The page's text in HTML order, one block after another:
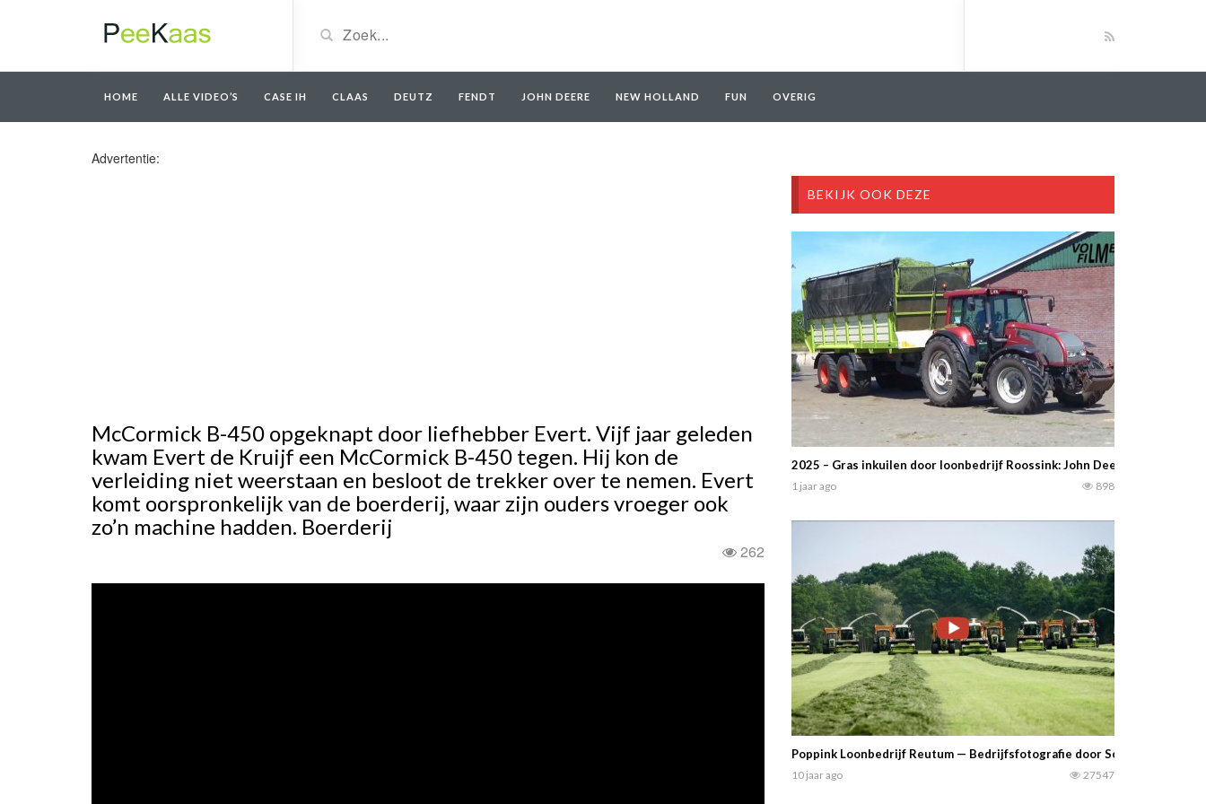
HOME ALLE VIDEO’S CASE IH CLAAS DEUTZ FENDT JOHN DEERE NEW HOLLAND FUN OVERIG
Advertentie:
McCormick B-450 opgeknapt door liefhebber Evert. Vijf jaar geleden
kwam Evert de Kruijf een McCormick B-450 tegen. Hij kon de
verleiding niet weerstaan en besloot de trekker over te nemen. Evert
komt oorspronkelijk van de boerderij, waar zijn ouders vroeger ook
zo’n machine hadden. Boerderij
262
BEKIJK OOK DEZE
2025 – Gras inkuilen door loonbedrijf Roossink: John Deere 7450i
1 jaar ago 898
Poppink Loonbedrijf Reutum — Bedrijfsfotografie door Scholten Linde
10 jaar ago 27547